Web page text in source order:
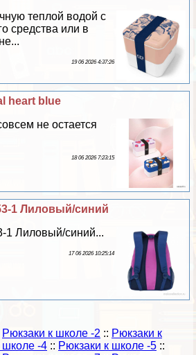
теплой водой с
средства или в
19 06 2026 4:37:26
heart blue
не остается
18 06 2026 7:23:15
1 Лиловый/синий
1 Лиловый/синий...
17 06 2026 10:25:14
Рюкзаки к школе -2 :: Рюкзаки к
школе -4 :: Рюкзаки к школе -5 ::